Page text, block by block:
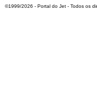
©1999/2026 - Portal do Jet - Todos os